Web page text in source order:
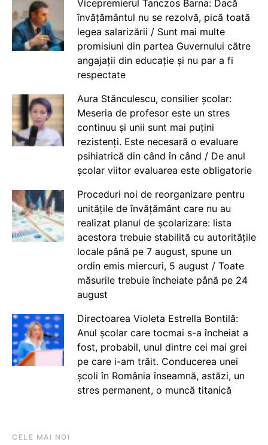
Vicepremierul Tanczos Barna: Dacă
învățământul nu se rezolvă, pică toată
legea salarizării / Sunt mai multe
promisiuni din partea Guvernului către
angajații din educație și nu par a fi
respectate
Aura Stănculescu, consilier școlar:
Meseria de profesor este un stres
continuu și unii sunt mai puțini
rezistenți. Este necesară o evaluare
psihiatrică din când în când / De anul
școlar viitor evaluarea este obligatorie
Proceduri noi de reorganizare pentru
unitățile de învățământ care nu au
realizat planul de școlarizare: lista
acestora trebuie stabilită cu autoritățile
locale până pe 7 august, spune un
ordin emis miercuri, 5 august / Toate
măsurile trebuie încheiate până pe 24
august
Directoarea Violeta Estrella Bontilă:
Anul școlar care tocmai s-a încheiat a
fost, probabil, unul dintre cei mai grei
pe care i-am trăit. Conducerea unei
școli în România înseamnă, astăzi, un
stres permanent, o muncă titanică
CELE MAI NOI